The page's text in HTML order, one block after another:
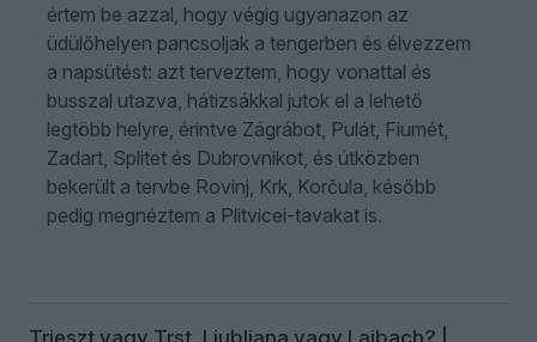
értem be azzal, hogy végig ugyanazon az
üdülőhelyen pancsoljak a tengerben és élvezzem
a napsütést: azt terveztem, hogy vonattal és
busszal utazva, hátizsákkal jutok el a lehető
legtöbb helyre, érintve Zágrábot, Pulát, Fiumét,
Zadart, Splitet és Dubrovnikot, és útközben
bekerült a tervbe Rovinj, Krk, Korčula, később
pedig megnéztem a Plitvicei-tavakat is.